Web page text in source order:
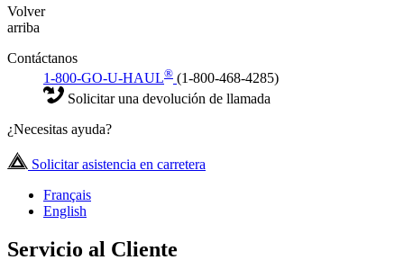
Volver
arriba
Contáctanos
1-800-GO-U-HAUL® (1-800-468-4285)
Solicitar una devolución de llamada
¿Necesitas ayuda?
Solicitar asistencia en carretera
Français
English
Servicio al Cliente